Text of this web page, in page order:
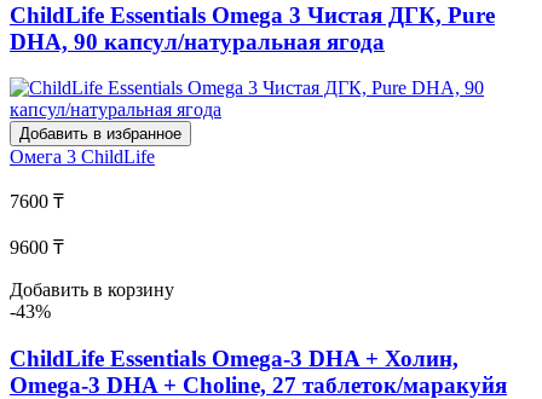
ChildLife Essentials Omega 3 Чистая ДГК, Pure
DHA, 90 капсул/натуральная ягода
Добавить в избранное
Омега 3 ChildLife
7600 ₸
9600 ₸
Добавить в корзину
-43%
ChildLife Essentials Omega-3 DHA + Холин,
Omega-3 DHA + Choline, 27 таблеток/маракуйя